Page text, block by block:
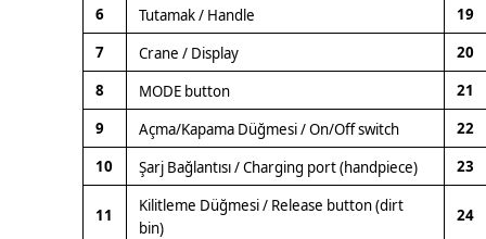
6 Tutamak / Handle
19
7
Crane / Display
20
8
MODE button
21
9
Açma/Kapama Düğmesi / On/Off switch
22
10
Şarj Bağlantısı / Charging port (handpiece) 23
11
Kilitleme Düğmesi / Release button (dirt
bin)
24